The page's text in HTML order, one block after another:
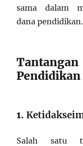
sama dalam
dana pendidikan.
1.
Salah satu